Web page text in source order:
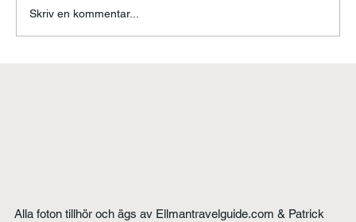
Skriv en kommentar...
Alla foton tillhör och ägs av Ellmantravelguide.com & Patrick